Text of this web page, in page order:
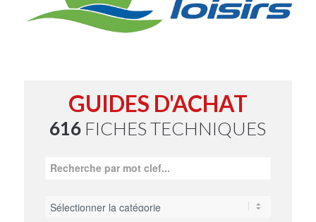
GUIDES D'ACHAT
616 FICHES TECHNIQUES